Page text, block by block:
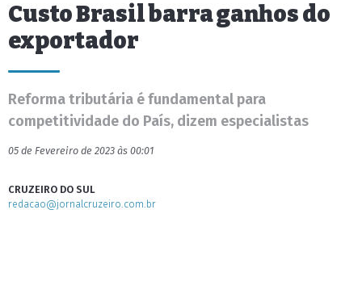
Custo Brasil barra ganhos do
exportador
Reforma tributária é fundamental para
competitividade do País, dizem especialistas
05 de Fevereiro de 2023 às 00:01
CRUZEIRO DO SUL
redacao@jornalcruzeiro.com.br